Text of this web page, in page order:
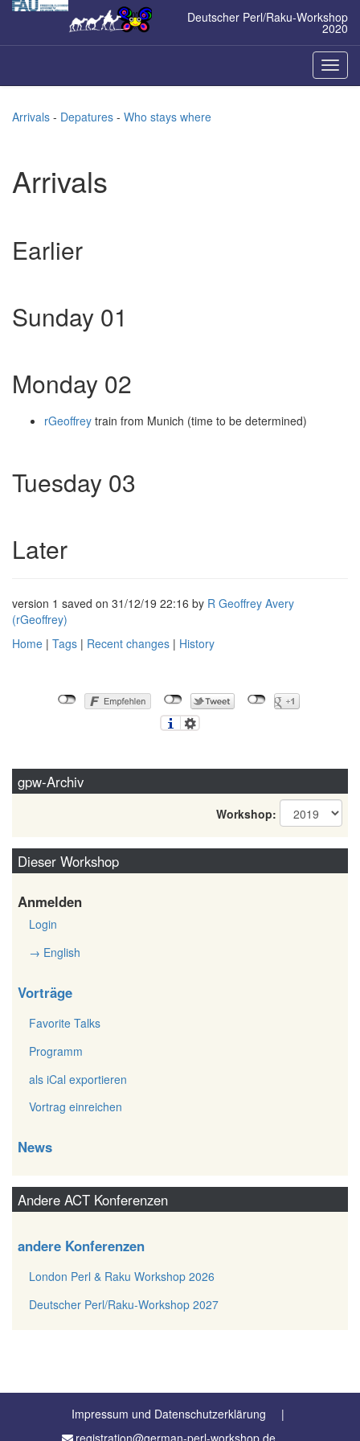
Zum
Deutscher Perl/Raku-Workshop
2020
ein-/
Arrivals - Depatures - Who stays where
Arrivals
Earlier
Sunday 01
Monday 02
rGeoffrey train from Munich (time to be determined)
Tuesday 03
Later
version 1 saved on 31/12/19 22:16 by R Geoffrey Avery
(‎rGeoffrey‎)
Home | Tags | Recent changes | History
gpw-Archiv
Workshop:
Dieser Workshop
Anmelden
Login
→ English
Vorträge
Favorite Talks
Programm
als iCal exportieren
Vortrag einreichen
News
Andere ACT Konferenzen
andere Konferenzen
London Perl & Raku Workshop 2026
Deutscher Perl/Raku-Workshop 2027
Impressum und Datenschutzerklärung
registration@german-perl-workshop.de